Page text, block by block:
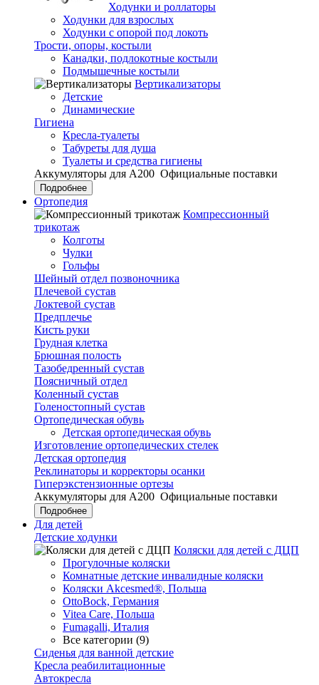
Ходунки и роллаторы
Ходунки для взрослых
Ходунки с опорой под локоть
Трости, опоры, костыли
Канадки, подлокотные костыли
Подмышечные костыли
Вертикализаторы
Детские
Динамические
Гигиена
Кресла-туалеты
Табуреты для душа
Туалеты и средства гигиены
Аккумуляторы для А200 Официальные поставки
Подробнее
Ортопедия
Компрессионный
трикотаж
Колготы
Чулки
Гольфы
Шейный отдел позвоночника
Плечевой сустав
Локтевой сустав
Предплечье
Кисть руки
Грудная клетка
Брюшная полость
Тазобедренный сустав
Поясничный отдел
Коленный сустав
Голеностопный сустав
Ортопедическая обувь
Детская ортопедическая обувь
Изготовление ортопедических стелек
Детская ортопедия
Реклинаторы и корректоры осанки
Гиперэкстензионные ортезы
Аккумуляторы для А200 Официальные поставки
Подробнее
Для детей
Детские ходунки
Коляски для детей с ДЦП
Прогулочные коляски
Комнатные детские инвалидные коляски
Коляски Akcesmed®, Польша
OttoBock, Германия
Vitea Care, Польша
Fumagalli, Италия
Все категории (9)
Сиденья для ванной детские
Кресла реабилитационные
Автокресла